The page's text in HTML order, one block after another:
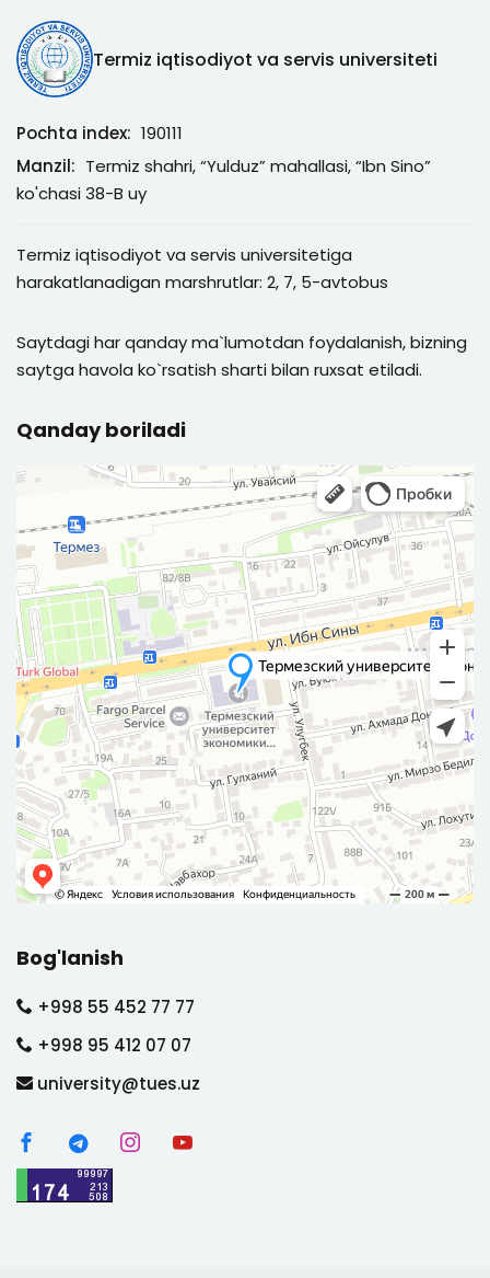
Termiz iqtisodiyot va servis universiteti
Pochta index: 190111
Manzil: Termiz shahri, “Yulduz” mahallasi, “Ibn Sino”
ko'chasi 38-B uy
Termiz iqtisodiyot va servis universitetiga
harakatlanadigan marshrutlar: 2, 7, 5-avtobus
Saytdagi har qanday ma`lumotdan foydalanish, bizning
saytga havola ko`rsatish sharti bilan ruxsat etiladi.
Qanday boriladi
Bog'lanish
+998 55 452 77 77
+998 95 412 07 07
university@tues.uz